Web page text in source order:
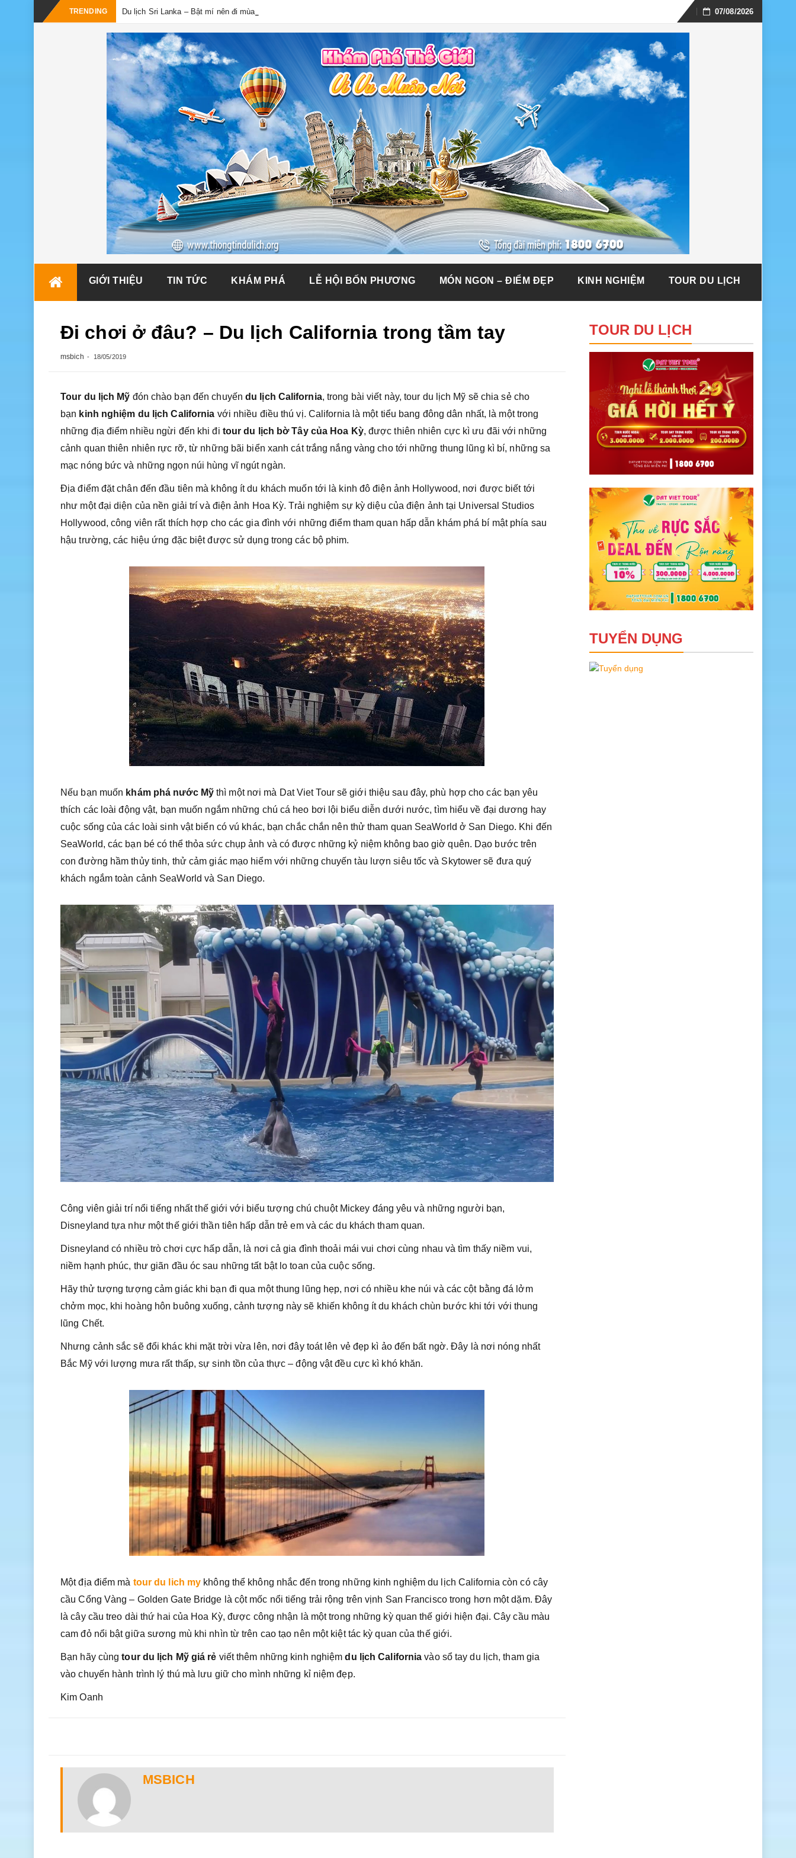
TRENDING Du lịch Sri Lanka – Bật mí nên đi mùa nào đẹp
Skip
07/08/2026
GIỚI THIỆU TIN TỨC KHÁM PHÁ LỄ HỘI BỐN PHƯƠNG MÓN NGON – ĐIỂM ĐẸP KINH NGHIỆM TOUR DU LỊCH
Đi chơi ở đâu? – Du lịch California trong tầm tay
msbich 18/05/2019
Tour du lịch Mỹ đón chào bạn đến chuyến du lịch California, trong bài viết này, tour du lịch Mỹ sẽ chia sẻ cho
bạn kinh nghiệm du lịch California với nhiều điều thú vị. California là một tiểu bang đông dân nhất, là một trong
những địa điểm nhiều ngừi đến khi đi tour du lịch bờ Tây của Hoa Kỳ, được thiên nhiên cực kì ưu đãi với những
cảnh quan thiên nhiên rực rỡ, từ những bãi biển xanh cát trắng nắng vàng cho tới những thung lũng kì bí, những sa
mạc nóng bức và những ngọn núi hùng vĩ ngút ngàn.
Địa điểm đặt chân đến đầu tiên mà không ít du khách muốn tới là kinh đô điện ảnh Hollywood, nơi được biết tới
như một đại diện của nền giải trí và điện ảnh Hoa Kỳ. Trải nghiệm sự kỳ diệu của điện ảnh tại Universal Studios
Hollywood, công viên rất thích hợp cho các gia đình với những điểm tham quan hấp dẫn khám phá bí mật phía sau
hậu trường, các hiệu ứng đặc biệt được sử dụng trong các bộ phim.
Nếu bạn muốn khám phá nước Mỹthì một nơi mà Dat Viet Tour sẽ giới thiệu sau đây, phù hợp cho các bạn yêu
thích các loài động vật, bạn muốn ngắm những chú cá heo bơi lội biểu diễn dưới nước, tìm hiểu về đại dương hay
cuộc sống của các loài sinh vật biển có vú khác, bạn chắc chắn nên thử tham quan SeaWorld ở San Diego. Khi đến
SeaWorld, các bạn bé có thể thỏa sức chụp ảnh và có được những kỷ niệm không bao giờ quên. Dạo bước trên
con đường hầm thủy tinh, thử cảm giác mạo hiểm với những chuyến tàu lượn siêu tốc và Skytower sẽ đưa quý
khách ngắm toàn cảnh SeaWorld và San Diego.
Công viên giải trí nổi tiếng nhất thế giới với biểu tượng chú chuột Mickey đáng yêu và những người bạn,
Disneyland tựa như một thế giới thần tiên hấp dẫn trẻ em và các du khách tham quan.
Disneyland có nhiều trò chơi cực hấp dẫn, là nơi cả gia đình thoải mái vui chơi cùng nhau và tìm thấy niềm vui,
niềm hạnh phúc, thư giãn đầu óc sau những tất bật lo toan của cuộc sống.
Hãy thử tượng tượng cảm giác khi bạn đi qua một thung lũng hẹp, nơi có nhiều khe núi và các cột bằng đá lởm
chởm mọc, khi hoàng hôn buông xuống, cảnh tượng này sẽ khiến không ít du khách chùn bước khi tới với thung
lũng Chết.
Nhưng cảnh sắc sẽ đổi khác khi mặt trời vừa lên, nơi đây toát lên vẻ đẹp kì ảo đến bất ngờ. Đây là nơi nóng nhất
Bắc Mỹ với lượng mưa rất thấp, sự sinh tồn của thực – động vật đều cực kì khó khăn.
Một địa điểm mà tour du lich my không thể không nhắc đến trong những kinh nghiệm du lịch California còn có cây
cầu Cổng Vàng – Golden Gate Bridge là cột mốc nổi tiếng trải rộng trên vịnh San Francisco trong hơn một dặm. Đây
là cây cầu treo dài thứ hai của Hoa Kỳ, được công nhận là một trong những kỳ quan thế giới hiện đại. Cây cầu màu
cam đỏ nổi bật giữa sương mù khi nhìn từ trên cao tạo nên một kiệt tác kỳ quan của thế giới.
Bạn hãy cùngtour du lịch Mỹ giá rẻ viết thêm những kinh nghiệmdu lịch Californiavào sổ tay du lịch, tham gia
vào chuyến hành trình lý thú mà lưu giữ cho mình những kỉ niệm đẹp.
Kim Oanh
MSBICH
TOUR DU LỊCH
TUYỂN DỤNG